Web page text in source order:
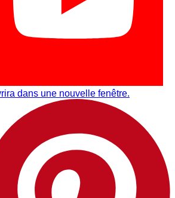
dans une nouvelle fenêtre.